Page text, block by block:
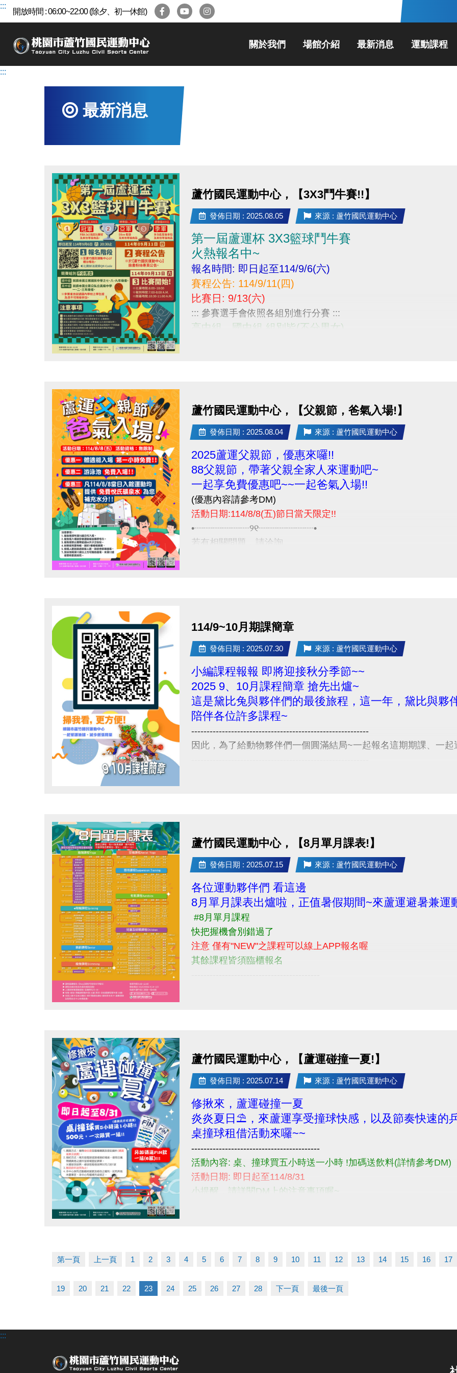
跳
區
:::
開放時間 : 06:00~22:00 (除夕、初一休館)
關於我們 場館介紹 最新消息 運動課程
:::
最新消息
蘆竹國民運動中心，【3X3鬥牛賽!!】
發佈日期 : 2025.08.05 來源 : 蘆竹國民運動中心
第一屆蘆運杯 3X3籃球鬥牛賽
火熱報名中~
報名時間: 即日起至114/9/6(六)
賽程公告: 114/9/11(四)
比賽日: 9/13(六)
::: 參賽選手會依照各組別進行分賽 :::
高中組、國中組 組別皆(不分男女)
小編無受理線上報名喔
若需報名請至中心1F櫃台報名進行繳費
相關問題請電洽-03-2639066 #115 #116
蘆竹國民運動中心，【父親節，爸氣入場!】
發佈日期 : 2025.08.04 來源 : 蘆竹國民運動中心
2025蘆運父親節，優惠來囉!!
88父親節，帶著父親全家人來運動吧~
一起享免費優惠吧~~一起爸氣入場!!
(優惠內容請參考DM)
活動日期:114/8/8(五)節日當天限定!!
•┈┈┈┈┈┈୨୧┈┈┈┈┈┈•
若有相關問題，請洽詢
114/9~10月期課簡章
發佈日期 : 2025.07.30 來源 : 蘆竹國民運動中心
小編課程報報 即將迎接秋分季節~~
2025 9、10月課程簡章 搶先出爐~
這是黛比兔與夥伴們的最後旅程，這一年，黛比與夥
陪伴各位許多課程~
----------------------------------------------------------
因此，為了給動物夥伴們一個圓滿結局~一起報名這期期課、一起
----------------------------------------------------------
8/11-8/31 不分新舊生 APP報名享95折優惠
8/31 前 本期臨櫃報名
．◆* 有 加碼優惠 喔 ◆*．
同一人報名 三門以上 88折優惠
同一人報名 兩門以上 9折優惠
----------------------------------------------------------
課程報名相關問題請洽 (03)263-9066 #114、115課務組。
官網→http://www.lzsports.com.tw/
蘆竹國民運動中心，【8月單月課表!】
發佈日期 : 2025.07.15 來源 : 蘆竹國民運動中心
各位運動夥伴們 看這邊
8月單月課表出爐啦，正值暑假期間~來蘆運避暑兼運
#8月單月課程
快把握機會別錯過了
注意 僅有"NEW"之課程可以線上APP報名喔
其餘課程皆須臨櫃報名
蘆竹國民運動中心，【蘆運碰撞一夏!】
發佈日期 : 2025.07.14 來源 : 蘆竹國民運動中心
修揪來，蘆運碰撞一夏
炎炎夏日⛱，來蘆運享受撞球快感，以及節奏快速的
桌撞球租借活動來囉~~
------------------------------------------
活動內容: 桌、撞球買五小時送一小時 !加碼送飲料(詳情參考DM)
活動日期: 即日起至114/8/31
小提醒，請詳閱DM上的注意事項喔~
第一頁 上一頁 1 2 3 4 5 6 7 8 9 10 11 12 13 14 15 16 17
19 20 21 22 23 24 25 26 27 28 下一頁 最後一頁
:::